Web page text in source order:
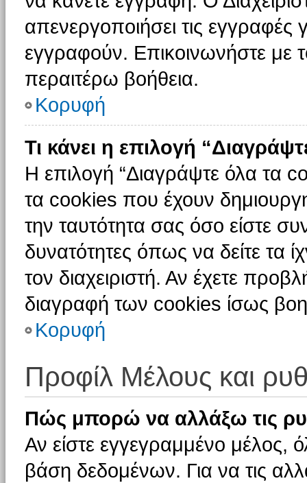
απενεργοποιήσει τις εγγραφές
εγγραφούν. Επικοινωνήστε με
περαιτέρω βοήθεια.
Κορυφή
Τι κάνει η επιλογή
Η επιλογή “Διαγράψτε όλα τα
τα cookies που έχουν
την ταυτότητα σας όσο είστε
δυνατότητες όπως να δείτε τα
τον διαχειριστή. Αν έχετε
διαγραφή των cookies ίσως
Κορυφή
Προφίλ Μέλους και
Πώς μπορώ να αλλάξω τις
Αν είστε εγγεγραμμένο μέλος,
βάση δεδομένων. Για να τις